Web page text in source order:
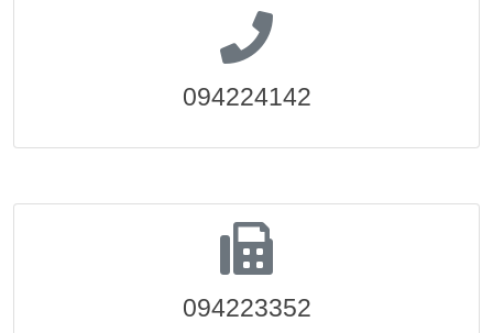
094224142
094223352